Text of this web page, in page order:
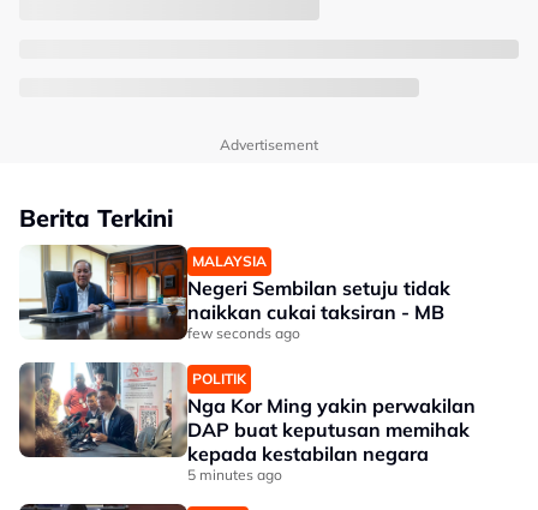
Advertisement
Berita Terkini
MALAYSIA
Negeri Sembilan setuju tidak
naikkan cukai taksiran - MB
few seconds ago
POLITIK
Nga Kor Ming yakin perwakilan
DAP buat keputusan memihak
kepada kestabilan negara
5 minutes ago